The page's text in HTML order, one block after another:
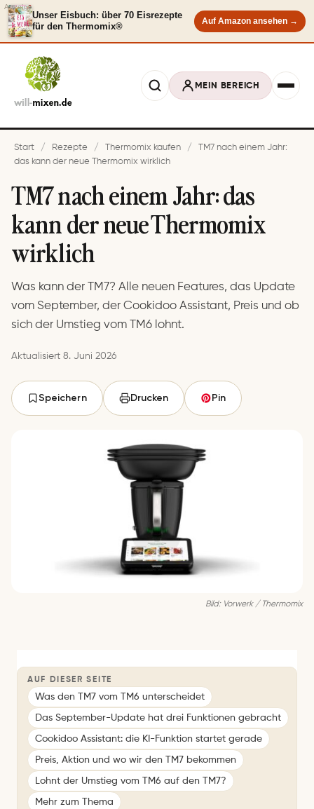
Anzeige
Unser Eisbuch: über 70 Eisrezepte
für den Thermomix®
Auf Amazon ansehen →
MEIN BEREICH
Start / Rezepte / Thermomix kaufen /
TM7 nach einem Jahr:
das kann der neue Thermomix wirklich
TM7 nach einem Jahr: das
kann der neue Thermomix
wirklich
Was kann der TM7? Alle neuen Features, das Update
vom September, der Cookidoo Assistant, Preis und ob
sich der Umstieg vom TM6 lohnt.
Aktualisiert 8. Juni 2026
Speichern Drucken Pin
Bild: Vorwerk / Thermomix
AUF DIESER SEITE
Was den TM7 vom TM6 unterscheidet
Das September-Update hat drei Funktionen gebracht
Cookidoo Assistant: die KI-Funktion startet gerade
Preis, Aktion und wo wir den TM7 bekommen
Lohnt der Umstieg vom TM6 auf den TM7?
Mehr zum Thema